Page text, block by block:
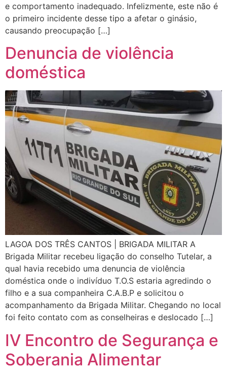
e comportamento inadequado. Infelizmente, este não é
o primeiro incidente desse tipo a afetar o ginásio,
causando preocupação […]
Denuncia de violência
doméstica
LAGOA DOS TRÊS CANTOS | BRIGADA MILITAR A
Brigada Militar recebeu ligação do conselho Tutelar, a
qual havia recebido uma denuncia de violência
doméstica onde o indivíduo T.O.S estaria agredindo o
filho e a sua companheira C.A.B.P e solicitou o
acompanhamento da Brigada Militar. Chegando no local
foi feito contato com as conselheiras e deslocado […]
IV Encontro de Segurança e
Soberania Alimentar